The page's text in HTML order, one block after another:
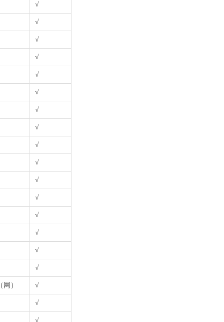
√
√
√
√
√
√
√
√
√
√
√
√
√
√
√
√
网） √
√
√